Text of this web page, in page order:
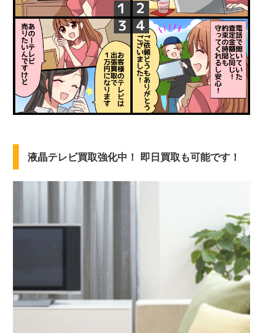
液晶テレビ買取強化中！ 即日買取も可能です！